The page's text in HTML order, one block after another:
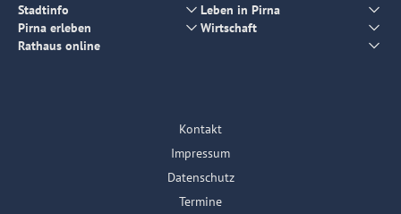
Stadtinfo
Leben in Pirna
Pirna erleben
Wirtschaft
Rathaus online
Kontakt
Impressum
Datenschutz
Termine